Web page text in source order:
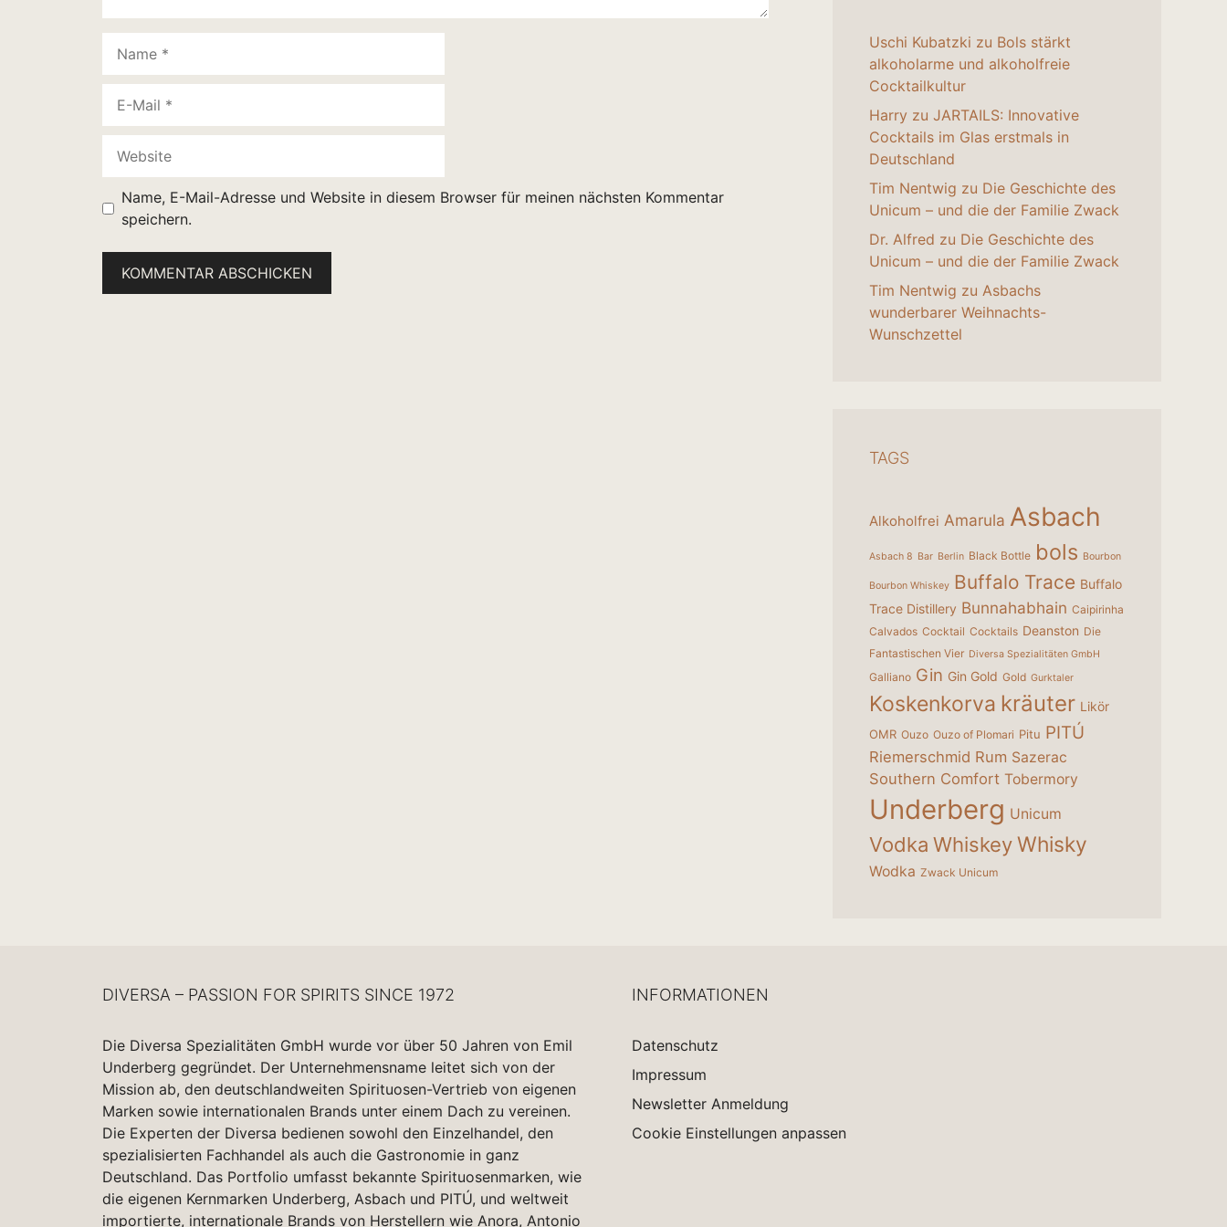
Mail
Name, E-Mail-Adresse und Website in diesem Browser für meinen nächsten Kommentar
speichern.
Uschi Kubatzki zu Bols stärkt
alkoholarme und alkoholfreie
Cocktailkultur
Harry zu JARTAILS: Innovative
Cocktails im Glas erstmals in
Deutschland
Tim Nentwig zu Die Geschichte des
Unicum – und die der Familie Zwack
Dr. Alfred zu Die Geschichte des
Unicum – und die der Familie Zwack
Tim Nentwig zu Asbachs
wunderbarer Weihnachts-
Wunschzettel
TAGS
Alkoholfrei Amarula Asbach
Asbach 8 Bar Berlin Black Bottle bols Bourbon
Bourbon Whiskey Buffalo Trace Buffalo
Trace Distillery Bunnahabhain Caipirinha
Calvados Cocktail Cocktails Deanston Die
Fantastischen Vier Diversa Spezialitäten GmbH
Galliano Gin Gin Gold Gold Gurktaler
Koskenkorva kräuter Likör
OMR Ouzo Ouzo of Plomari Pitu PITÚ
Riemerschmid Rum Sazerac
Southern Comfort Tobermory
Underberg Unicum
Vodka WhiskeyWhisky
Wodka Zwack Unicum
DIVERSA – PASSION FOR SPIRITS SINCE 1972
Die Diversa Spezialitäten GmbH wurde vor über 50 Jahren von Emil
Underberg gegründet. Der Unternehmensname leitet sich von der
Mission ab, den deutschlandweiten Spirituosen-Vertrieb von eigenen
Marken sowie internationalen Brands unter einem Dach zu vereinen.
Die Experten der Diversa bedienen sowohl den Einzelhandel, den
spezialisierten Fachhandel als auch die Gastronomie in ganz
Deutschland. Das Portfolio umfasst bekannte Spirituosenmarken, wie
die eigenen Kernmarken Underberg, Asbach und PITÚ, und weltweit
importierte, internationale Brands von Herstellern wie Anora, Antonio
INFORMATIONEN
Datenschutz
Impressum
Newsletter Anmeldung
Cookie Einstellungen anpassen